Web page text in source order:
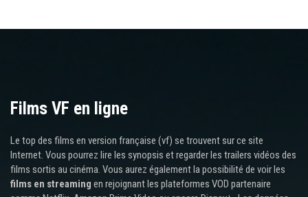
Films VF en ligne
Le top des films en version française (vf) se trouvent sur ce site
Internet. Vous pourrez lire les synopsis et regarder les trailers vidéos des
films sortis au cinéma. Vous aurez également la possibilité de voir les
films en streaming en rejoignant les plateformes VOD partenaire